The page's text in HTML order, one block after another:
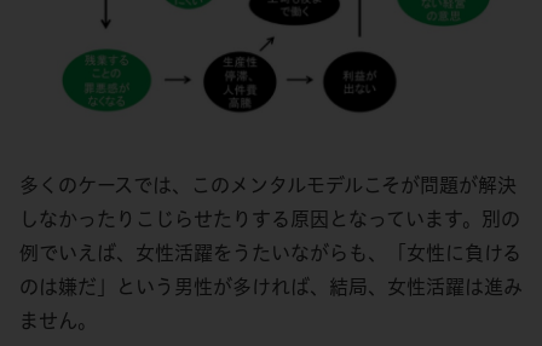
多くのケースでは、このメンタルモデルこそが問題が解決
しなかったりこじらせたりする原因となっています。別の
例でいえば、女性活躍をうたいながらも、「女性に負ける
のは嫌だ」という男性が多ければ、結局、女性活躍は進み
ません。